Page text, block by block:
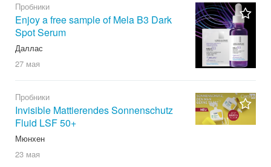
Пробники
Enjoy a free sample of Mela B3 Dark
Spot Serum
Даллас
27 мая
Пробники
Invisible Mattierendes Sonnenschutz
Fluid LSF 50+
Мюнхен
23 мая